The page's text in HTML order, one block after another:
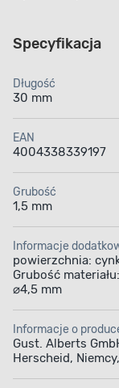
Specyfikacja
Długość
30 mm
EAN
4004338339197
Grubość
1,5 mm
Informacje
powierzchnia:
Grubość
⌀4,5 mm
Informacje o
Gust. Alberts
Herscheid,